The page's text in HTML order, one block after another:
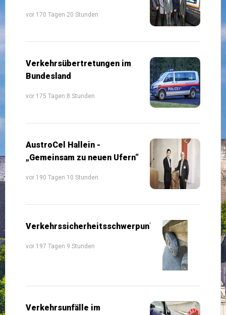
vor 170 Tagen 20 Stunden
Verkehrsübertretungen im
Bundesland
vor 175 Tagen 8 Stunden
AustroCel Hallein -
„Gemeinsam zu neuen Ufern“
vor 190 Tagen 10 Stunden
Verkehrssicherheitsschwerpunkte
vor 197 Tagen 9 Stunden
Verkehrsunfälle im